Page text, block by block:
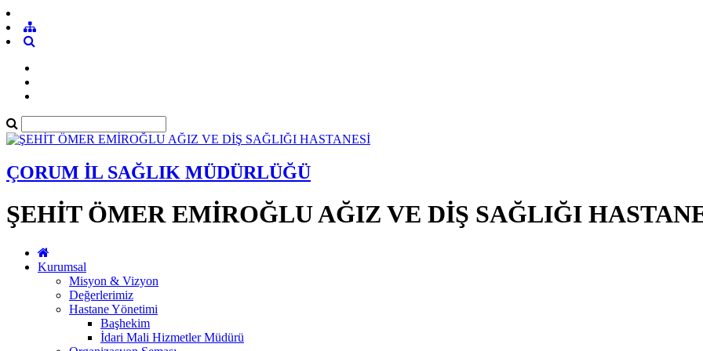
ÇORUM İL SAĞLIK MÜDÜRLÜĞÜ
ŞEHİT ÖMER EMİROĞLU AĞIZ VE DİŞ SAĞLIĞI
Kurumsal
Misyon & Vizyon
Değerlerimiz
Hastane Yönetimi
Başhekim
İdari Mali Hizmetler Müdürü